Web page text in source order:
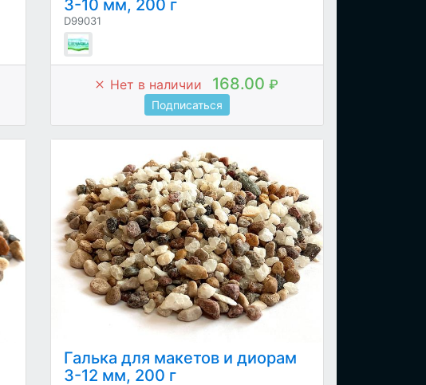
3-10 мм, 200 г
D99031
Нет в наличии 168.00 ₽
Подписаться
Галька для макетов и диорам
3-12 мм, 200 г